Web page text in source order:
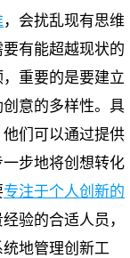
，会扰乱现有思维
有能超越现状的
重要的是要建立
意的多样性。具
们可以通过提供
步地将创想转化
专注于个人创新的
验的合适人员，
地管理创新工